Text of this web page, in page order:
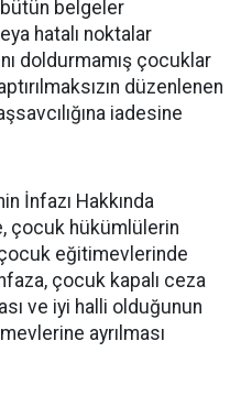
belgeler
hatalı noktalar
doldurmamış çocuklar
düzenlenen
iadesine
İnfazı Hakkında
çocuk hükümlülerin
eğitimevlerinde
çocuk kapalı ceza
ve iyi halli olduğunun
ayrılması